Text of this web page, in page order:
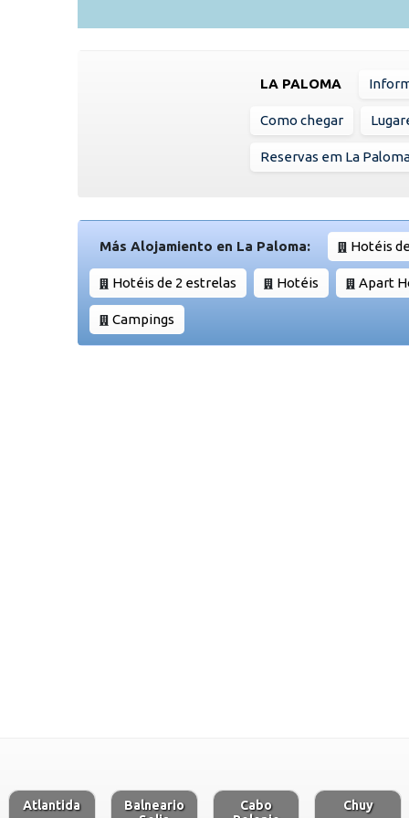
LA PALOMA
Como chegar
Reservas em La
Más Alojamiento en La Paloma: Hotéis
Hotéis de 2 estrelas Hotéis Apart
Campings
Atlantida
Balneario
Cabo
Chuy